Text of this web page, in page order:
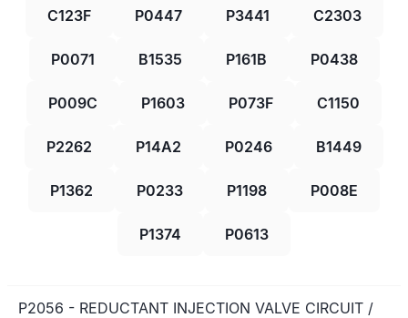
C123F P0447 P3441 C2303
P0071 B1535 P161B P0438
P009C P1603 P073F C1150
P2262 P14A2 P0246 B1449
P1362 P0233 P1198 P008E
P1374 P0613
P2056 - REDUCTANT INJECTION VALVE CIRCUIT /